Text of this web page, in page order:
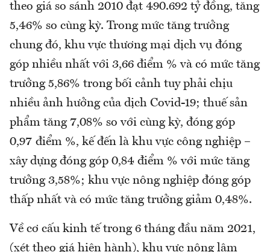
theo giá so sánh 2010 đạt 490.692 tỷ đồng, tăng
5,46% so cùng kỳ. Trong mức tăng trưởng
chung đó, khu vực thương mại dịch vụ đóng
góp nhiều nhất với 3,66 điểm % và có mức tăng
trưởng 5,86% trong bối cảnh tuy phải chịu
nhiều ảnh hưởng của dịch Covid-19; thuế sản
phẩm tăng 7,08% so với cùng kỳ, đóng góp
0,97 điểm %, kế đến là khu vực công nghiệp –
xây dựng đóng góp 0,84 điểm % với mức tăng
trưởng 3,58%; khu vực nông nghiệp đóng góp
thấp nhất và có mức tăng trưởng giảm 0,48%.
Về cơ cấu kinh tế trong 6 tháng đầu năm 2021,
(xét theo giá hiện hành), khu vực nông lâm